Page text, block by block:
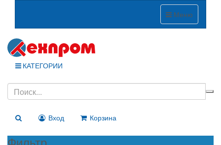
Меню
КАТЕГОРИИ
Вход Корзина